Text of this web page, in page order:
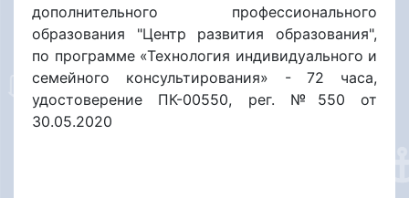
дополнительного профессионального
образования "Центр развития образования",
по программе «Технология индивидуального и
семейного консультирования» - 72 часа,
удостоверение ПК-00550, рег. №550 от
30.05.2020